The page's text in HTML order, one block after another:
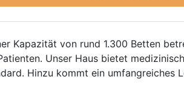
Kapazität von rund 1.300 Betten
Unser Haus bietet
Hinzu kommt ein umfangreiches